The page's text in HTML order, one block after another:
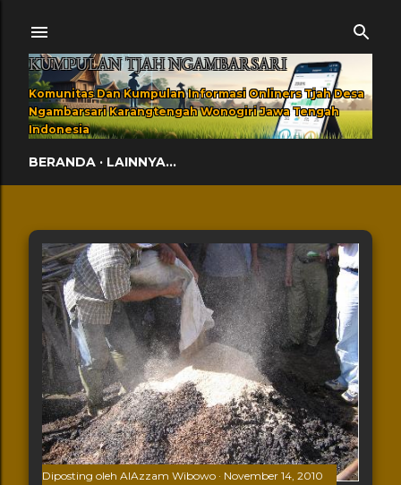
KUMPULAN TJAH NGAMBARSARI
Komunitas Dan Kumpulan Informasi Onliners Tjah Desa
Ngambarsari Karangtengah Wonogiri Jawa Tengah
Indonesia
BERANDA LAINNYA…
Postingan
Diposting oleh AlAzzam Wibowo November 14, 2010